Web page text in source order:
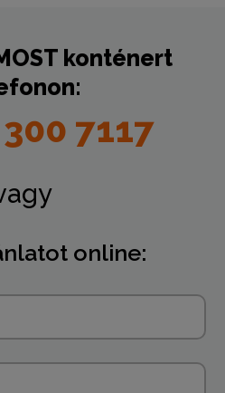
konténert
7117
online: